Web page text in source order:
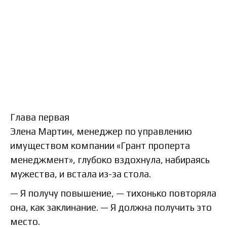
Глава первая
Элена Мартин, менеджер по управлению
имуществом компании «Грант проперта
менеджмент», глубоко вздохнула, набираясь
мужества, и встала из-за стола.
— Я получу повышение, — тихонько повторяла
она, как заклинание. — Я должна получить это
место.